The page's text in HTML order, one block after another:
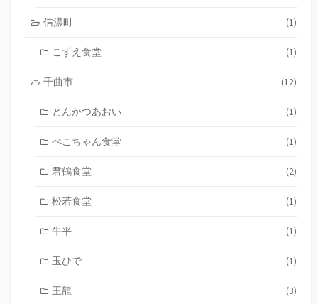
信濃町 (1)
こずえ食堂 (1)
千曲市 (12)
とんかつあおい (1)
ぺこちゃん食堂 (1)
君鶴食堂 (2)
松若食堂 (1)
牛平 (1)
玉ひで (1)
王龍 (3)